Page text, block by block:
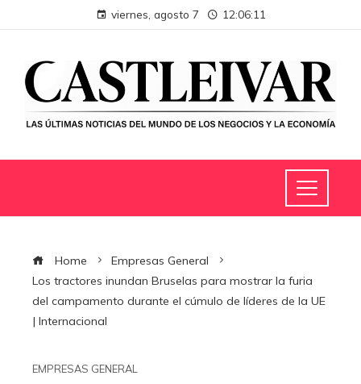
viernes, agosto 7 12:06:12
Home
Empresas General
Los tractores inundan Bruselas para mostrar la furia
del campamento durante el cúmulo de líderes de la UE
| Internacional
EMPRESAS GENERAL